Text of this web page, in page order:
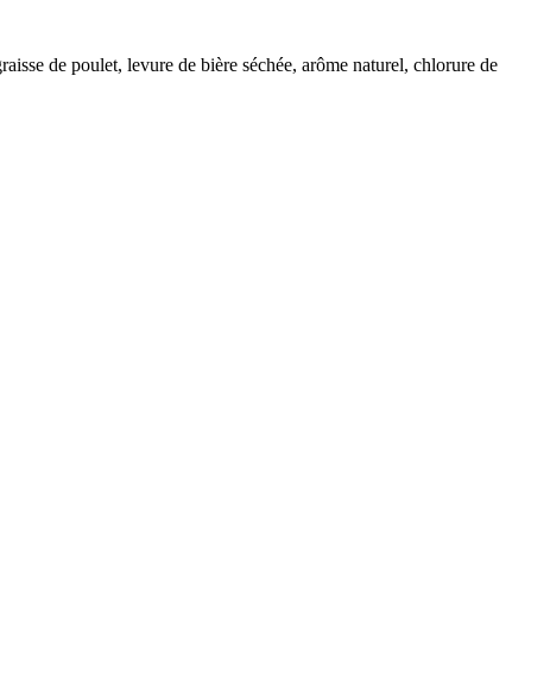
de poulet, levure de bière séchée, arôme naturel, chlorure de